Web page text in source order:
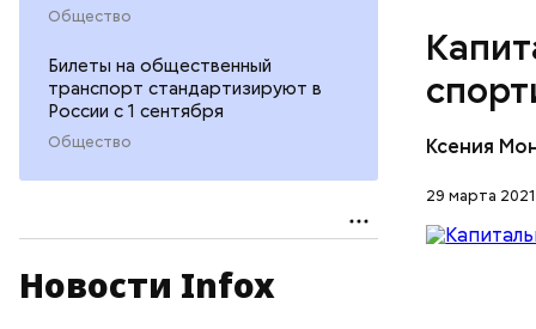
Общество
Билеты на общественный
транспорт стандартизируют в
России с 1 сентября
Общество
Новости Infox
Ксения
29 марта